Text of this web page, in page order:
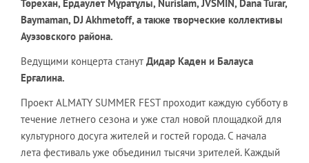
Төрехан, Ердаулет Мұратұлы, Nurislam, JVSMIN, Dana Turar,
Baymaman, DJ Akhmetoff, а также творческие коллективы
Ауэзовского района.
Ведущими концерта станут Дидар Каден и Балауса
Ерғалина.
Проект ALMATY SUMMER FEST проходит каждую субботу в
течение летнего сезона и уже стал новой площадкой для
культурного досуга жителей и гостей города. С начала
лета фестиваль уже объединил тысячи зрителей. Каждый